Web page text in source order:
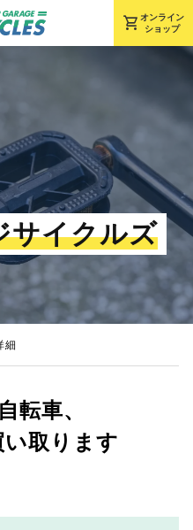
shopping_cart オンライン
ショップ
サイクルズ
細
転車、
取ります